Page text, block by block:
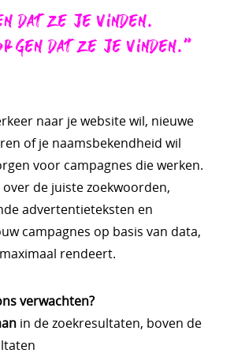
dat ze je vinden.
dat ze je vinden.”
naar je website wil, nieuwe
of je naamsbekendheid wil
voor campagnes die werken.
de juiste zoekwoorden,
advertentieteksten en
campagnes op basis van data,
rendeert.
verwachten?
in de zoekresultaten, boven de